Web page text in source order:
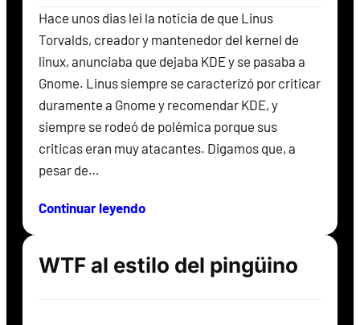
Hace unos dias lei la noticia de que Linus
Torvalds, creador y mantenedor del kernel de
linux, anunciaba que dejaba KDE y se pasaba a
Gnome. Linus siempre se caracterizó por criticar
duramente a Gnome y recomendar KDE, y
siempre se rodeó de polémica porque sus
criticas eran muy atacantes. Digamos que, a
pesar de…
Continuar leyendo
WTF al estilo del pingüino